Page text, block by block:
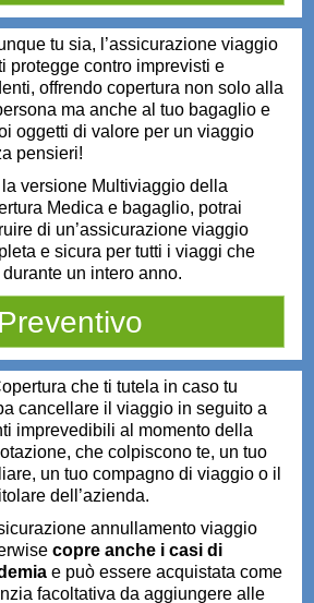
tu sia, l’assicurazione viaggio
protegge contro imprevisti e
offrendo copertura non solo alla
ma anche al tuo bagaglio e
oggetti di valore per un viaggio
pensieri!
versione Multiviaggio della
Medica e bagaglio, potrai
di un’assicurazione viaggio
e sicura per tutti i viaggi che
un intero anno.
Preventivo
che ti tutela in caso tu
cancellare il viaggio in seguito a
imprevedibili al momento della
che colpiscono te, un tuo
un tuo compagno di viaggio o il
dell’azienda.
annullamento viaggio
copre anche i casi di
e può essere acquistata come
facoltativa da aggiungere alle